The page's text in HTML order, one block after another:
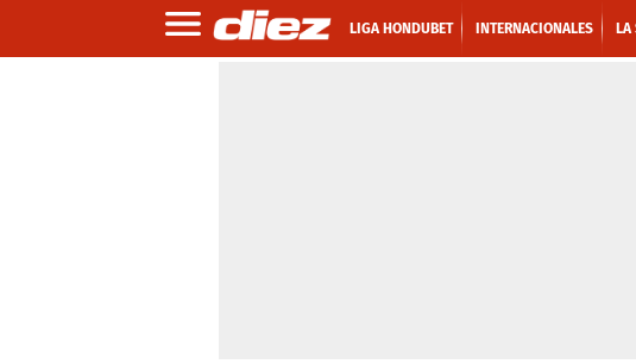
LIGA HONDUBET INTERNACIONALES LA